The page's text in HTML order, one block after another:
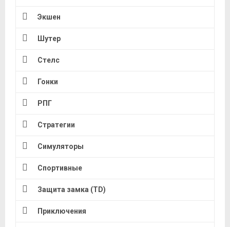
Экшен
Шутер
Стелс
Гонки
РПГ
Стратегии
Симуляторы
Спортивные
Защита замка (TD)
Приключения